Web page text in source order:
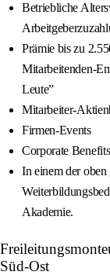
Betriebliche
Prämie bis zu
Mitarbeitenden-
Leute”
Mitarbeiter-
Firmen-Events
Corporate
In einem der
Akademie.
Süd-Ost